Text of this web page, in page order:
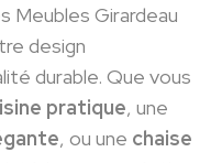
Meubles Girardeau
design
durable. Que vous
pratique, une
, ou une chaise